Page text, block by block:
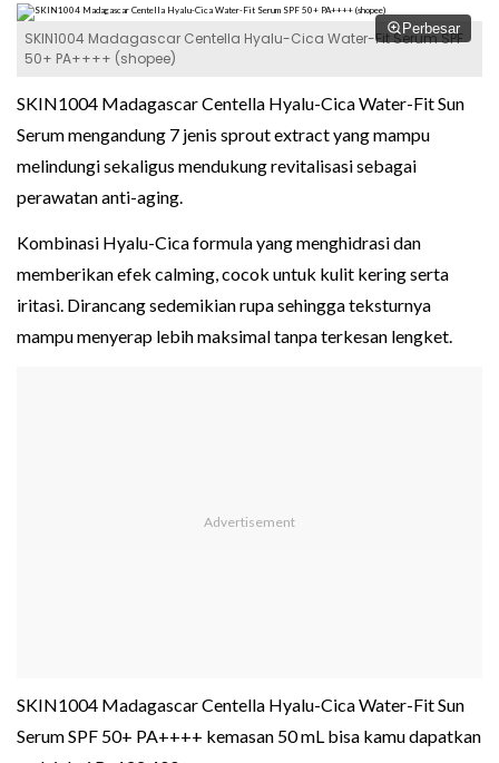
Perbesar
SKIN1004 Madagascar Centella Hyalu-Cica Water-Fit Serum SPF
50+ PA++++ (shopee)
SKIN1004 Madagascar Centella Hyalu-Cica Water-Fit Sun
Serum mengandung 7 jenis sprout extract yang mampu
melindungi sekaligus mendukung revitalisasi sebagai
perawatan anti-aging.
Kombinasi Hyalu-Cica formula yang menghidrasi dan
memberikan efek calming, cocok untuk kulit kering serta
iritasi. Dirancang sedemikian rupa sehingga teksturnya
mampu menyerap lebih maksimal tanpa terkesan lengket.
SKIN1004 Madagascar Centella Hyalu-Cica Water-Fit Sun
Serum SPF 50+ PA++++ kemasan 50 mL bisa kamu dapatkan